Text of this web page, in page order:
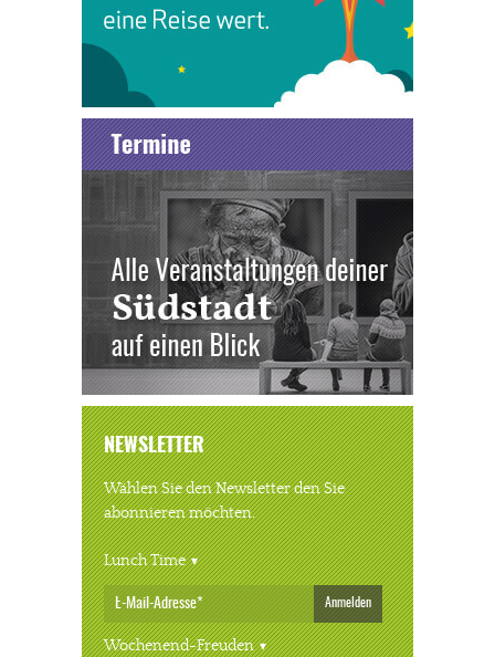
NEWSLETTER
Wählen Sie den Newsletter den Sie
abonnieren möchten.
Lunch Time
Anmelden
Wochenend-Freuden